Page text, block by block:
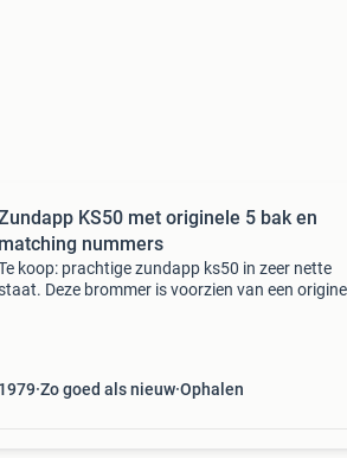
KS50 met originele 5 bak en
matching nummers
koop: prachtige zundapp ks50 in zeer nette
Deze brommer is voorzien van een
1979 Zo goed als nieuw Ophalen